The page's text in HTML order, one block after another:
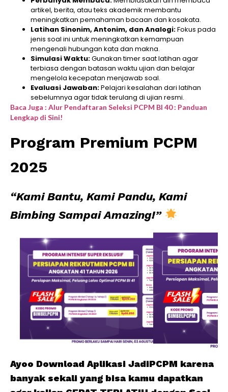
artikel, berita, atau teks akademik membantu
meningkatkan pemahaman bacaan dan kosakata.
Latihan Sinonim, Antonim, dan Analogi:Fokus pada
jenis soal ini untuk meningkatkan kemampuan
mengenali hubungan kata dan makna.
Simulasi Waktu:Gunakan timer saat latihan agar
terbiasa dengan batasan waktu ujian dan belajar
mengelola kecepatan menjawab soal.
Evaluasi Jawaban:Pelajari kesalahan dari latihan
sebelumnya agar tidak terulang di ujian resmi.
Baca Juga : Alur Pendaftaran Seleksi PCPM BI 40 : Panduan
Lengkap di Sini!
Program Premium PCPM
2025
“Kami Bantu, Kami Pandu, Kami
Bimbing Sampai Amazing!”
Ayoo Download Aplikasi JadiPCPM karena
banyak sekali yang bisa kamu dapatkan